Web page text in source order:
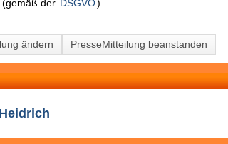
(gemäß der DSGVO).
ändern PresseMitteilung beanstanden